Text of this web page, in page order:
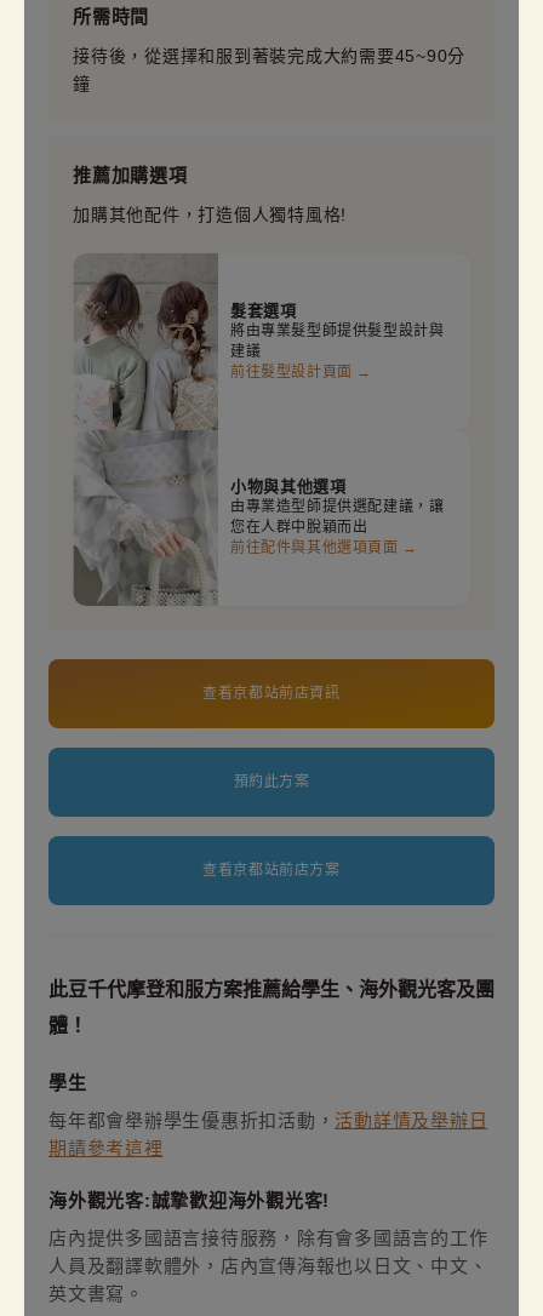
所需時間
接待後，從選擇和服到著裝完成大約需要45~90分
鐘
推薦加購選項
加購其他配件，打造個人獨特風格!
髮套選項
將由專業髮型師提供髮型設計與
建議
前往髮型設計頁面 →
小物與其他選項
由專業造型師提供選配建議，讓
您在人群中脫穎而出
前往配件與其他選項頁面 →
查看京都站前店資訊
預約此方案
查看京都站前店方案
此豆千代摩登和服方案推薦給學生、海外觀光客及團
體！
學生
每年都會舉辦學生優惠折扣活動， 活動詳情及舉辦日
期請參考這裡
海外觀光客:誠摯歡迎海外觀光客!
店內提供多國語言接待服務，除有會多國語言的工作
人員及翻譯軟體外，店內宣傳海報也以日文、中文、
英文書寫。